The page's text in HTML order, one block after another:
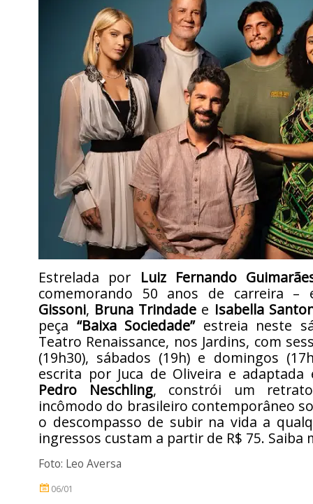
Estrelada por Luiz Fernando
comemorando 50 anos de carreira
Gissoni, Bruna Trindade e Isabella
peça “Baixa Sociedade”estreia neste
Teatro Renaissance, nos Jardins, com
(19h30), sábados (19h) e domingos
escrita por Juca de Oliveira e
Pedro Neschling, constrói um
incômodo do brasileiro contemporâneo
o descompasso de subir na vida a
ingressos custam a partir de R$ 75. Saiba
Foto: Leo Aversa
06/01